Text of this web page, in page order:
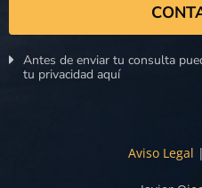
Antes de enviar tu consulta
tu privacidad aquí
Aviso Legal |